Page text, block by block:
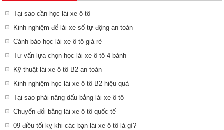
Tại sao cần học lái xe ô tô
Kinh nghiệm để lái xe số tự động an toàn
Cảnh báo học lái xe ô tô giá rẻ
Tư vấn lựa chọn học lái xe ô tô 4 bánh
Kỹ thuật lái xe ô tô B2 an toàn
Kinh nghiệm học lái xe ô tô B2 hiệu quả
Tại sao phải nâng dấu bằng lái xe ô tô
Chuyển đổi bằng lái xe ô tô quốc tế
09 điều tối kỵ khi các bạn lái xe ô tô là gì?